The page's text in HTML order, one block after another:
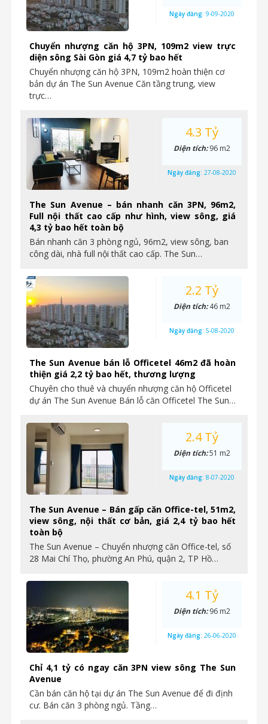
Chuyển nhượng căn hộ 3PN, 109m2 view trực
diện sông Sài Gòn giá 4,7 tỷ bao hết
Chuyển nhượng căn hộ 3PN, 109m2 hoàn thiện cơ
bản dự án The Sun Avenue Căn tầng trung, view
trực…
Ngày đăng: 9-09-2020
The Sun Avenue – bán nhanh căn 3PN, 96m2,
Full nội thất cao cấp như hình, view sông, giá
4,3 tỷ bao hết toàn bộ
Bán nhanh căn 3 phòng ngủ, 96m2, view sông, ban
công dài, nhà full nội thất cao cấp. The Sun…
4.3 Tỷ
Diện tích:96 m2
Ngày đăng: 27-08-2020
The Sun Avenue bán lỗ Officetel 46m2 đã hoàn
thiện giá 2,2 tỷ bao hết, thương lượng
Chuyên cho thuê và chuyển nhượng căn hộ Officetel
dự án The Sun Avenue Bán lỗ căn Officetel The Sun…
2.2 Tỷ
Diện tích:46 m2
Ngày đăng: 5-08-2020
The Sun Avenue – Bán gấp căn Office-tel, 51m2,
view sông, nội thất cơ bản, giá 2,4 tỷ bao hết
toàn bộ
The Sun Avenue – Chuyển nhượng căn Office-tel, số
28 Mai Chí Thọ, phường An Phú, quận 2, TP Hồ…
2.4 Tỷ
Diện tích:51 m2
Ngày đăng: 8-07-2020
Chỉ 4,1 tỷ có ngay căn 3PN view sông The Sun
Avenue
Cần bán căn hộ tại dự án The Sun Avenue để đi định
cư. Bán căn 3 phòng ngủ. Tầng…
4.1 Tỷ
Diện tích:96 m2
Ngày đăng: 26-06-2020